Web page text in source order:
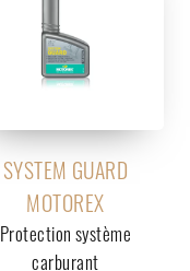
SYSTEM GUARD
MOTOREX
Protection système
carburant